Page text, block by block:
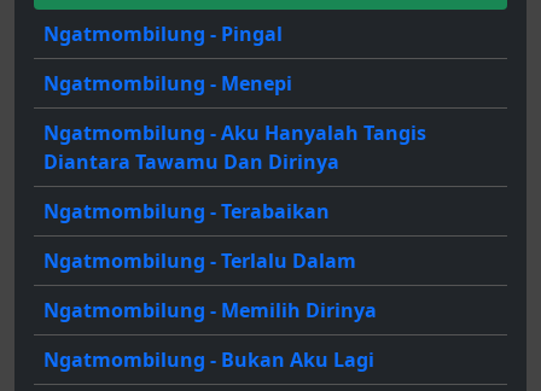
Ngatmombilung - Pingal
Ngatmombilung - Menepi
Ngatmombilung - Aku Hanyalah Tangis
Diantara Tawamu Dan Dirinya
Ngatmombilung - Terabaikan
Ngatmombilung - Terlalu Dalam
Ngatmombilung - Memilih Dirinya
Ngatmombilung - Bukan Aku Lagi